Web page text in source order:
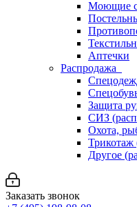
Моющие
Аптечки
Распродажа
Защита
СИЗ
Охота,
Трикотаж
Другое
Заказать звонок